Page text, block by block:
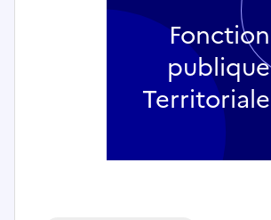
Fonction
publique
Territoriale